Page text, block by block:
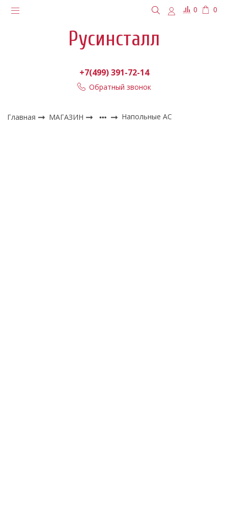
0 0
Русинсталл
+7(499) 391-72-14
Обратный звонок
Главная МАГАЗИН Напольные АС